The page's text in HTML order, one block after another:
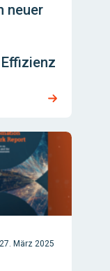
neuer
27. März 2025